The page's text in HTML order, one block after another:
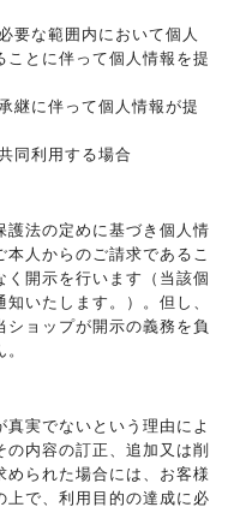
要な範囲内において個人
とに伴って個人情報を提
継に伴って個人情報が提
同利用する場合
護法の定めに基づき個人情
人からのご請求であるこ
く開示を行います（当該個
いたします。）。但し、
ョップが開示の義務を負
実でないという理由によ
内容の訂正、追加又は削
められた場合には、お客様
上で、利用目的の達成に必